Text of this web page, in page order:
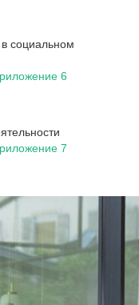
социальном
6
7